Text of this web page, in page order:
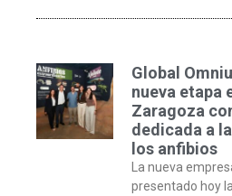
Global
nueva etapa
Zaragoza
dedicada a
los anfibios
La nueva
presentado hoy